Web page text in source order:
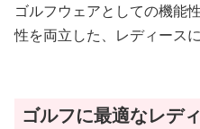
ゴルフウェアとしての機能
性を両立した、レディース
ゴルフに最適なレデ